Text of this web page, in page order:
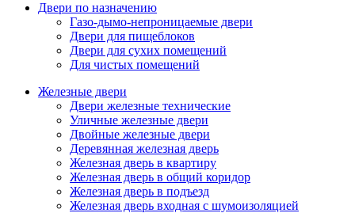
Двери по назначению
Газо-дымо-непроницаемые двери
Двери для пищеблоков
Двери для сухих помещений
Для чистых помещений
Железные двери
Двери железные технические
Уличные железные двери
Двойные железные двери
Деревянная железная дверь
Железная дверь в квартиру
Железная дверь в общий коридор
Железная дверь в подъезд
Железная дверь входная с шумоизоляцией